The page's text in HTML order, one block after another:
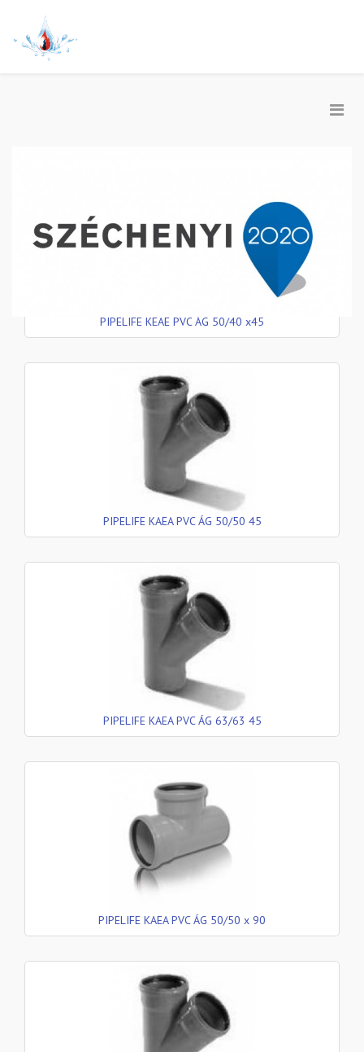
PIPELIFE KEAE PVC ÁG 50/40 x45
PIPELIFE KAEA PVC ÁG 50/50 45
PIPELIFE KAEA PVC ÁG 63/63 45
PIPELIFE KAEA PVC ÁG 50/50 x 90